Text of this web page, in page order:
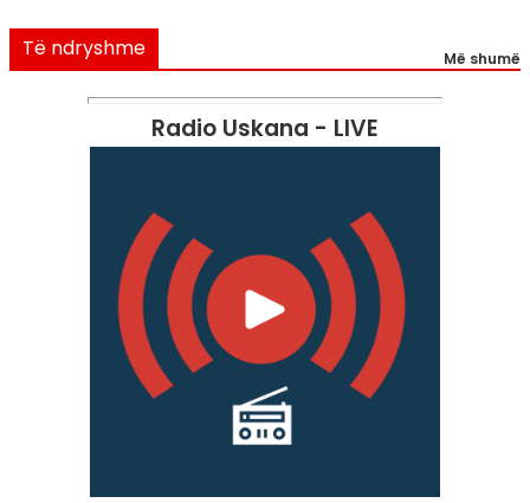
Të ndryshme Më shumë
Radio Uskana - LIVE